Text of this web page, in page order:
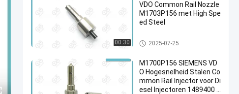
00:30
VDO Common Rail Nozzle
M1703P156 met High Spe
ed Steel
Siemens Vdo-mondstuk
2025-07-25
M1700P156 SIEMENS VD
O Hogesnelheid Stalen Co
mmon Rail Injector voor Di
esel Injectoren 1489400 /